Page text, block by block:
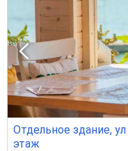
Отдельное здание,
этаж